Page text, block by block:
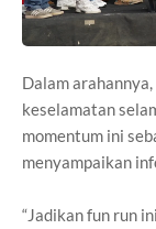
Dalam
keselamatan
momentum ini
menyampaikan
“Jadikan fun run